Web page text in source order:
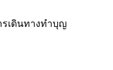
รเดินทางทำบุญ